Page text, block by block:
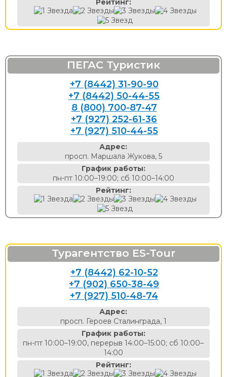
Рейтинг:
ПЕГАС Туристик
+7 (8442) 31-90-90
+7 (8442) 50-44-55
8 (800) 700-87-47
+7 (927) 252-61-36
+7 (927) 510-44-55
Адрес:
просп. Маршала Жукова, 5
График работы:
пн-пт 10:00–19:00; сб 10:00–14:00
Рейтинг:
Турагентство ES-Tour
+7 (8442) 62-10-52
+7 (902) 650-38-49
+7 (927) 510-48-74
Адрес:
просп. Героев Сталинграда, 1
График работы:
пн-пт 10:00–19:00, перерыв 14:00–15:00; сб 10:00–
14:00
Рейтинг: